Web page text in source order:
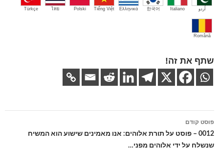
اُردو Italiano
한국어
Ελληνικά
Tiếng Việt
Polski
ไทย
Türkçe
Română
שתף את זה!
ניווט
בפוסטים
פוסט קודם
0012 – פוסט על תורת אלוהים: אנו מאמינים שישוע הוא המשיח
שנשלח על ידי אלוהים מפני…